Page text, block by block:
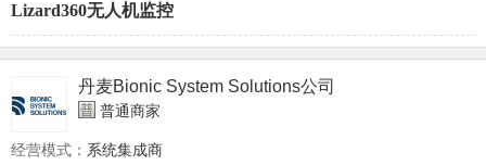
Lizard360无人机监控
丹麦Bionic System Solutions公司
普通商家
经营模式： 系统集成商